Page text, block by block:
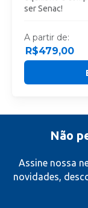
ser Senac!
A partir de:
R$479,00
Não
Assine nossa
novidades,